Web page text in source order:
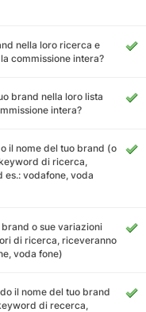
nella loro ricerca e
commissione intera?
brand nella loro lista
intera?
il nome del tuo brand (o
di ricerca,
es.: vodafone, voda
o sue variazioni
di ricerca, riceveranno
voda fone)
il nome del tuo brand
di recerca,